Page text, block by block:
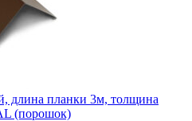
длина планки 3м, толщина
(порошок)